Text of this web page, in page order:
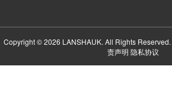
Copyright © 2026 LANSHAUK. All Rights Reserved.
责声明 隐私协议